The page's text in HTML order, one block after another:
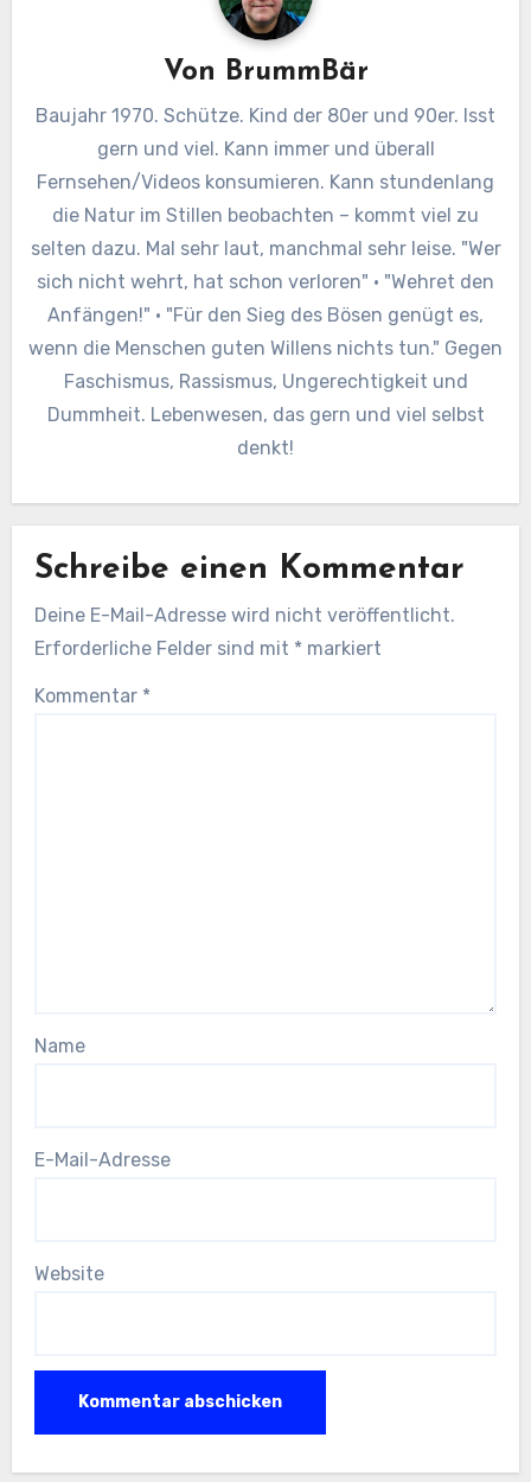
Von BrummBär
Baujahr 1970. Schütze. Kind der 80er und 90er. Isst
gern und viel. Kann immer und überall
Fernsehen/Videos konsumieren. Kann stundenlang
die Natur im Stillen beobachten – kommt viel zu
selten dazu. Mal sehr laut, manchmal sehr leise. "Wer
sich nicht wehrt, hat schon verloren" · "Wehret den
Anfängen!" · "Für den Sieg des Bösen genügt es,
wenn die Menschen guten Willens nichts tun." Gegen
Faschismus, Rassismus, Ungerechtigkeit und
Dummheit. Lebenwesen, das gern und viel selbst
denkt!
Schreibe einen Kommentar
Deine E-Mail-Adresse wird nicht veröffentlicht.
Erforderliche Felder sind mit * markiert
Kommentar *
Name
E-Mail-Adresse
Website